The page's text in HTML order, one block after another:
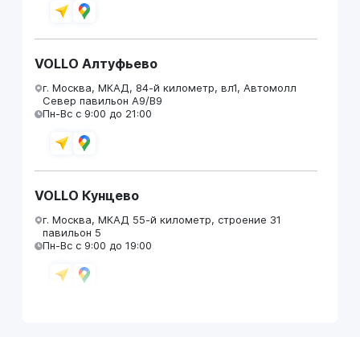
VOLLO Алтуфьево
г. Москва, МКАД, 84-й километр, вл1, Автомолл
Север павильон А9/В9
Пн-Вс с 9:00 до 21:00
VOLLO Кунцево
г. Москва, МКАД 55-й километр, строение 31
павильон 5
Пн-Вс с 9:00 до 19:00